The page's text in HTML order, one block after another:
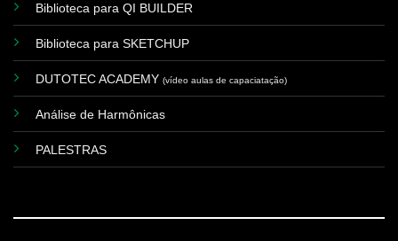
Biblioteca para QI BUILDER
Biblioteca para SKETCHUP
DUTOTEC ACADEMY (vídeo aulas de capaciatação)
Análise de Harmônicas
PALESTRAS